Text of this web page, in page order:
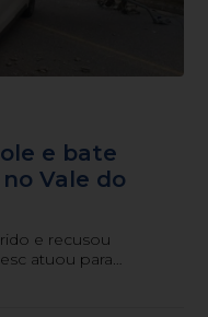
e bate
Vale do
e recusou
atuou para